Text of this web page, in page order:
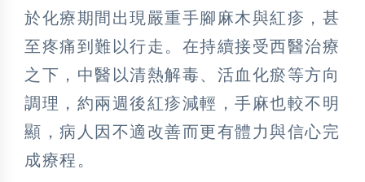
於化療期間出現嚴重手腳麻木與紅疹，甚
至疼痛到難以行走。在持續接受西醫治療
之下，中醫以清熱解毒、活血化瘀等方向
調理，約兩週後紅疹減輕，手麻也較不明
顯，病人因不適改善而更有體力與信心完
成療程。